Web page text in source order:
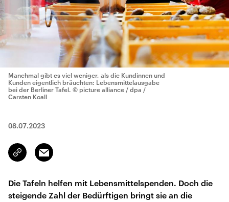
Manchmal gibt es viel weniger, als die Kundinnen und
Kunden eigentlich bräuchten: Lebensmittelausgabe
bei der Berliner Tafel. © picture alliance / dpa /
Carsten Koall
08.07.2023
Link
kopieren/teilen
Email
Die Tafeln helfen mit Lebensmittelspenden. Doch die
steigende Zahl der Bedürftigen bringt sie an die